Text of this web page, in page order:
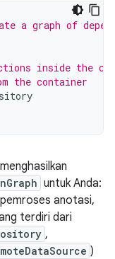
a graph of
inside the
the container
untuk Anda:
anotasi,
terdiri dari
,
)